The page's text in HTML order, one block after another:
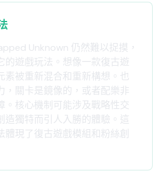
Unknown 仍然難以捉摸，
的遊戲玩法。想像一款復古遊
素被重新混合和重新構想。也
，關卡是鏡像的，或者配樂非
。核心機制可能涉及戰略性交
造獨特而引人入勝的體驗。這
體現了復古遊戲模組和粉絲創